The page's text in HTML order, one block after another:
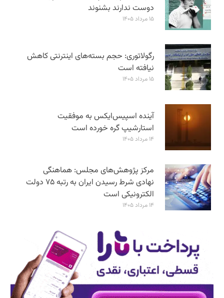
دوست ندارند بشنوند
۱۵ مرداد ۱۴۰۵
رگولاتوری: حجم بسته‌های اینترنتی کاهش
نیافته است
۱۵ مرداد ۱۴۰۵
آینده اسپیس‌ایکس به موفقیت
استارشیپ گره خورده است
۱۴ مرداد ۱۴۰۵
مرکز پژوهش‌های مجلس: هماهنگی
نهادی شرط رسیدن ایران به رتبه ۷۵ دولت
الکترونیکی است
۱۴ مرداد ۱۴۰۵